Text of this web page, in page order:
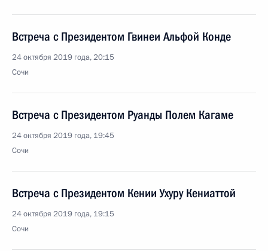
Встреча с Президентом Гвинеи Альфой Конде
24 октября 2019 года, 20:15
Сочи
Встреча с Президентом Руанды Полем Кагаме
24 октября 2019 года, 19:45
Сочи
Встреча с Президентом Кении Ухуру Кениаттой
24 октября 2019 года, 19:15
Сочи